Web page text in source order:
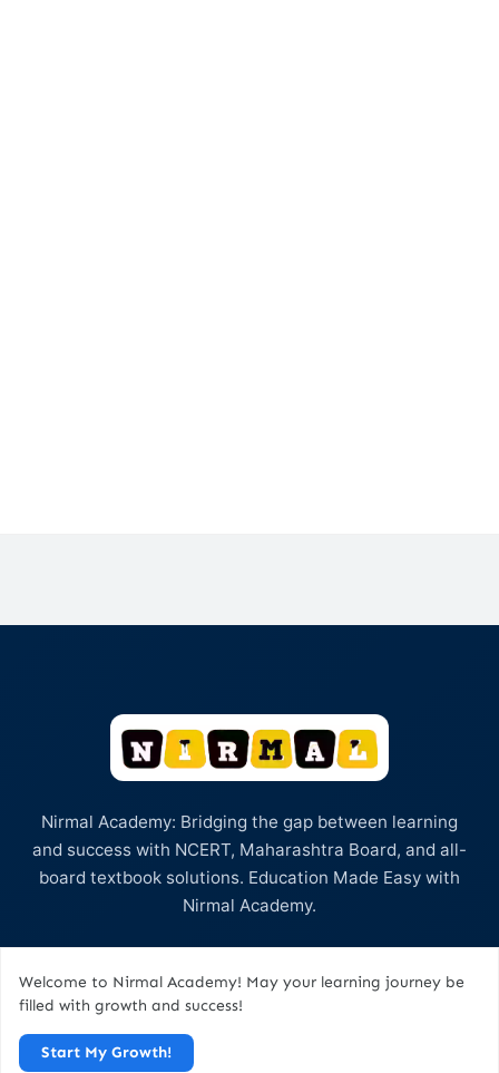
Nirmal Academy: Bridging the gap between learning
and success with NCERT, Maharashtra Board, and all-
board textbook solutions. Education Made Easy with
Nirmal Academy.
Quick Links
Welcome to Nirmal Academy! May your learning journey be
filled with growth and success!
Start My Growth!